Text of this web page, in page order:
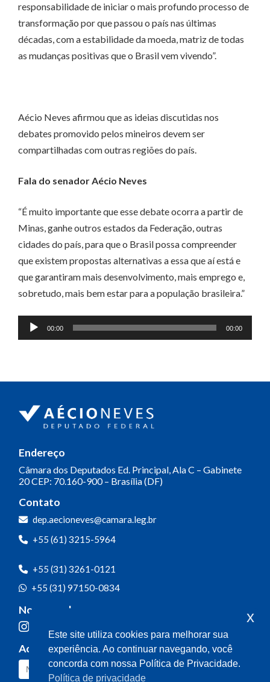
responsabilidade de iniciar o mais profundo processo de
transformação por que passou o país nas últimas
décadas, com a estabilidade da moeda, matriz de todas
as mudanças positivas que o Brasil vem vivendo”.
Aécio Neves afirmou que as ideias discutidas nos
debates promovido pelos mineiros devem ser
compartilhadas com outras regiões do país.
Fala do senador Aécio Neves
“É muito importante que esse debate ocorra a partir de
Minas, ganhe outros estados da Federação, outras
cidades do país, para que o Brasil possa compreender
que existem propostas alternativas a essa que aí está e
que garantiram mais desenvolvimento, mais emprego e,
sobretudo, mais bem estar para a população brasileira.”
Tocador
de
00:00 00:00
Endereço
Câmara dos Deputados Ed. Principal, Ala C – Gabinete
20CEP: 70.160-900 – Brasília (DF)
Contato
dep.aecioneves@camara.leg.br
+55 (61) 3215-5964
+55 (31) 3261-0121
+55 (31) 97150-0834
Nossas redes
Acompanhe o meu mandato
Este site utiliza cookies para melhorar sua
experiência. Ao continuar navegando, você
concorda com nossa Política de Privacidade.
Política de privacidade
x